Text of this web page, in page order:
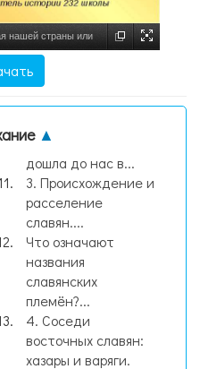
нашей страны или
учитель
▲
дошла до нас в...
3. Происхождение и
расселение
славян....
Что означают
названия
славянских
племён?...
4. Соседи
восточных славян:
хазары и варяги.